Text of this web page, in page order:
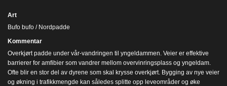
Art
Bufo bufo / Nordpadde
Kommentar
Overkjørt padde under vår-vandringen til yngeldammen. Veier er effektive
barrierer for amfibier som vandrer mellom overvinringsplass og yngeldam.
Ofte blir en stor del av dyrene som skal krysse overkjørt. Bygging av nye veier
og økning i trafikkmengde kan således splitte opp leveområder og øke